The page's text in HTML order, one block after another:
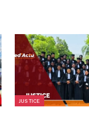
JUSTICE